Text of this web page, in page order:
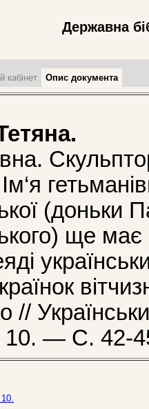
Державна
кабінет Опис документа
(доньки
ще має
//
— С. 42-